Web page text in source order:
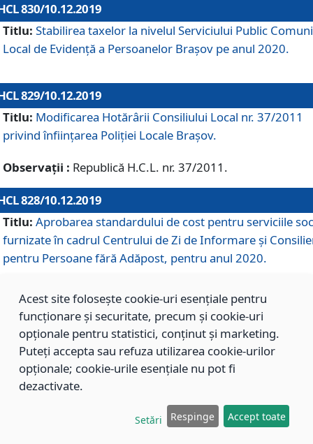
830/10.12.2019
Titlu: Stabilirea taxelor la nivelul Serviciului Public
Local de Evidenţă a Persoanelor Braşov pe anul 2020.
829/10.12.2019
Titlu: Modificarea Hotărârii Consiliului Local nr. 37/2011
privind înființarea Poliției Locale Brașov.
Observații : Republică H.C.L. nr. 37/2011.
828/10.12.2019
Titlu: Aprobarea standardului de cost pentru serviciile
furnizate în cadrul Centrului de Zi de Informare și
pentru Persoane fără Adăpost, pentru anul 2020.
827/10.12.2019
Aprobarea standardului de cost pentru serviciile
furnizate în cadrul Centrului Rezidențial pentru Persoane
Adăpost, pentru anul 2020.
Aprobarea standardului de cost pentru serviciile
Acest site folosește cookie-uri esențiale pentru
funcționare și securitate, precum și cookie-uri
opționale pentru statistici, conținut și marketing.
Puteți accepta sau refuza utilizarea cookie-urilor
opționale; cookie-urile esențiale nu pot fi
dezactivate.
Setări Respinge Accept toate